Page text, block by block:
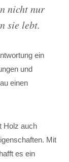
nicht nur
sie lebt.
ein
und
einen
Holz auch
Mit
es ein